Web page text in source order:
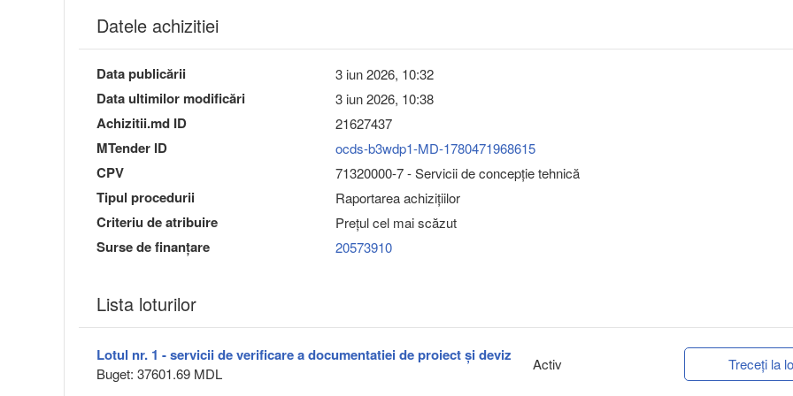
Datele achizitiei
Data publicării 3 iun 2026, 10:32
Data ultimilor modificări 3 iun 2026, 10:38
Achizitii.md ID 21627437
MTender ID ocds-b3wdp1-MD-1780471968615
CPV 71320000-7 - Servicii de concepţie tehnică
Tipul procedurii Raportarea achizițiilor
Criteriu de atribuire Preţul cel mai scăzut
Surse de finanțare 20573910
Lista loturilor
Lotul nr. 1 - servicii de verificare a documentatiei de proiect și deviz
Buget: 37601.69 MDL
Activ Treceți la